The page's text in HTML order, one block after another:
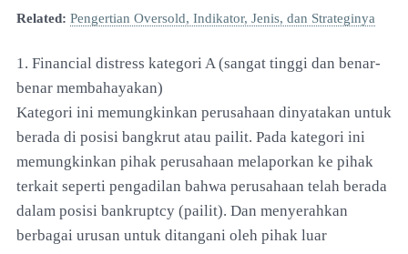
Related: Pengertian Oversold, Indikator, Jenis, dan Strateginya
1. Financial distress kategori A (sangat tinggi dan benar-
benar membahayakan)
Kategori ini memungkinkan perusahaan dinyatakan untuk
berada di posisi bangkrut atau pailit. Pada kategori ini
memungkinkan pihak perusahaan melaporkan ke pihak
terkait seperti pengadilan bahwa perusahaan telah berada
dalam posisi bankruptcy (pailit). Dan menyerahkan
berbagai urusan untuk ditangani oleh pihak luar